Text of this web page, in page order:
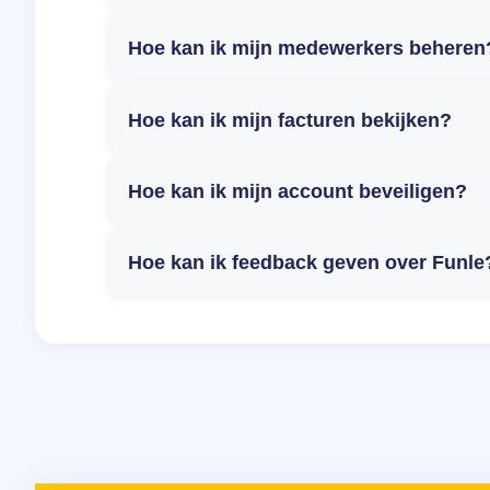
Hoe kan ik mijn medewerkers
Hoe kan ik mijn facturen bekijken?
Hoe kan ik mijn account beveiligen?
Hoe kan ik feedback geven over